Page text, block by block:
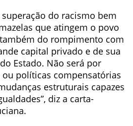
do racismo bem
que atingem o povo
do rompimento com
capital privado e de sua
Estado. Não será por
políticas compensatórias
estruturais capazes
diz a carta-